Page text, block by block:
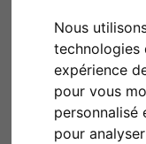
Nous
technologies
expérience
pour vous
personnalisé
pour
Retour